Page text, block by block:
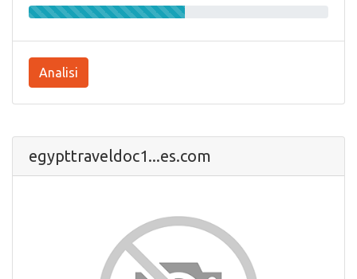
Analisi
egypttraveldoc1...es.com